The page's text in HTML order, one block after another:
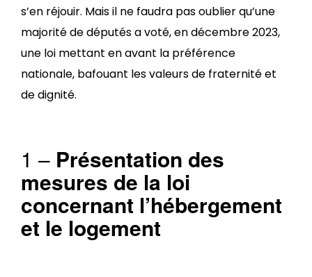
s’en réjouir. Mais il ne faudra pas oublier qu’une
majorité de députés a voté, en décembre 2023,
une loi mettant en avant la préférence
nationale, bafouant les valeurs de fraternité et
de dignité.
1 – Présentation des
mesures de la loi
concernant l’hébergement
et le logement